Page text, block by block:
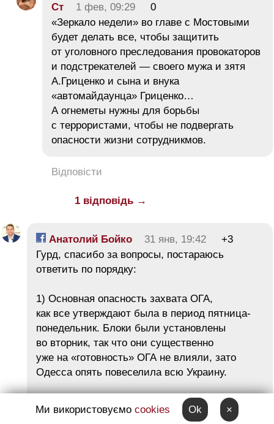
Ст 1 фев, 09:29
0
«Зеркало недели» во главе с Мостовыми
будет делать все, чтобы защитить
от уголовного преследования провокаторов
и подстрекателей — своего мужа и зятя
А.Гриценко и сына и внука
«автомайдаунца» Гриценко…
А огнеметы нужны для борьбы
с террористами, чтобы не подвергать
опасности жизни сотрудникмов.
Відповісти
1 відповідь →
Анатолий Бойко 31 янв, 19:42
+3
Гурд, спасибо за вопросы, постараюсь
ответить по порядку:
1) Основная опасность захвата ОГА,
как все утверждают была в период пятница-
понедельник. Блоки были установлены
во вторник, так что они существенно
уже на «готовность» ОГА не влияли, зато
Одесса опять повеселила всю Украину.
2) Естественно я не могу ничего совершенно
исключать, но, на мой взгляд, власть
Ми використовуємо cookies Ok ×